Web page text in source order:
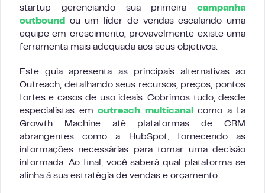
startup gerenciando sua primeira campanha
outbound
ou um líder de vendas escalando uma
equipe em crescimento, provavelmente existe uma
ferramenta mais adequada aos seus objetivos.
Este guia apresenta as principais alternativas ao
Outreach, detalhando seus recursos, preços, pontos
fortes e casos de uso ideais. Cobrimos tudo, desde
especialistas em outreach multicanal
como a La
Growth Machine até plataformas de CRM
abrangentes como a HubSpot, fornecendo as
informações necessárias para tomar uma decisão
informada. Ao final, você saberá qual plataforma se
alinha à sua estratégia de vendas e orçamento.